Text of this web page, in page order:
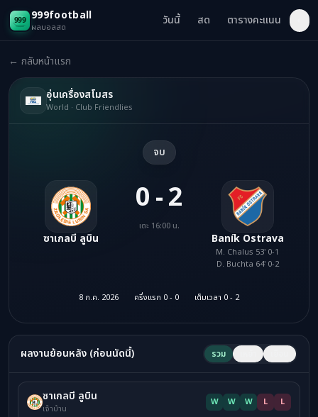
999football
ผลบอลสด วันนี้ สด ตารางคะแนน
← กลับหน้าแรก
อุ่นเครื่องสโมสร
World · Club Friendlies
จบ
ซาเกลบี ลูบิน
0 - 2
เตะ 16:00 น.
Baník Ostrava
M. Chalus 53' 0-1
D. Buchta 64' 0-2
8 ก.ค. 2026 ครึ่งแรก 0 - 0 เต็มเวลา 0 - 2
ผลงานย้อนหลัง (ก่อนนัดนี้) รวม
ซาเกลบี ลูบิน
เจ้าบ้าน
W W W L L